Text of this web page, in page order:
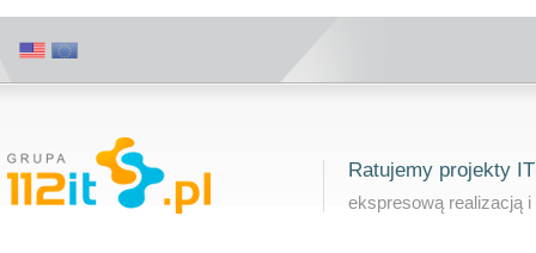
Ratujemy projekty IT
ekspresową realizacją i